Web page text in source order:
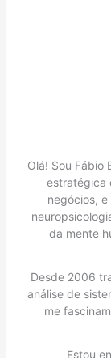
Olá! Sou
estratégica
negócios,
da mente
Desde 2006
análise de
me
Estou